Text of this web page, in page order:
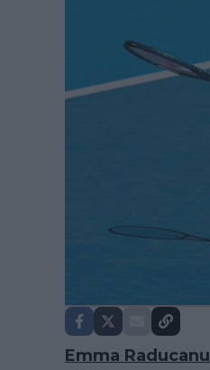
Emma Raducanu